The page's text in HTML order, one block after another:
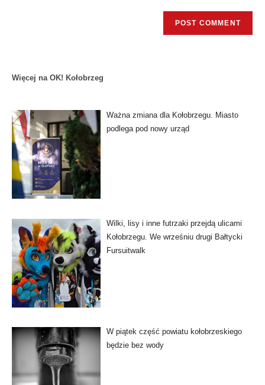
Więcej na OK! Kołobrzeg
Ważna zmiana dla Kołobrzegu. Miasto
podlega pod nowy urząd
Wilki, lisy i inne futrzaki przejdą ulicami
Kołobrzegu. We wrześniu drugi Bałtycki
Fursuitwalk
W piątek część powiatu kołobrzeskiego
będzie bez wody